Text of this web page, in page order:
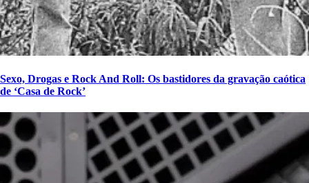
Sexo, Drogas e Rock And Roll: Os bastidores da gravação caótica
de ‘Casa de Rock’